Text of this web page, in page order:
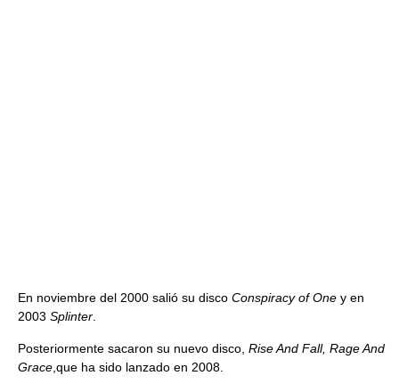
En noviembre del 2000 salió su disco Conspiracy of One y en
2003 Splinter
Posteriormente sacaron su nuevo disco, Rise And Fall, Rage And
Grace ,que ha sido lanzado en 2008.